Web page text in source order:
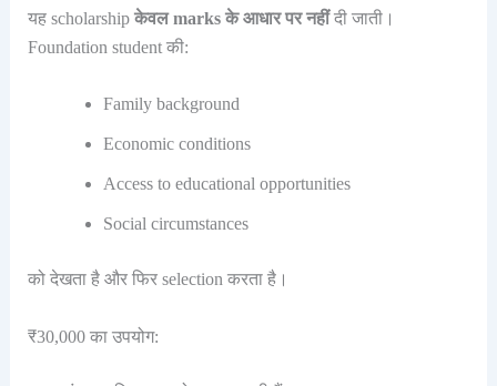
यह scholarship केवल marks के आधार पर नहींदी जाती।
Foundation student की:
Family background
Economic conditions
Access to educational opportunities
Social circumstances
को देखता है और फिर selection करता है।
₹30,000 का उपयोग: